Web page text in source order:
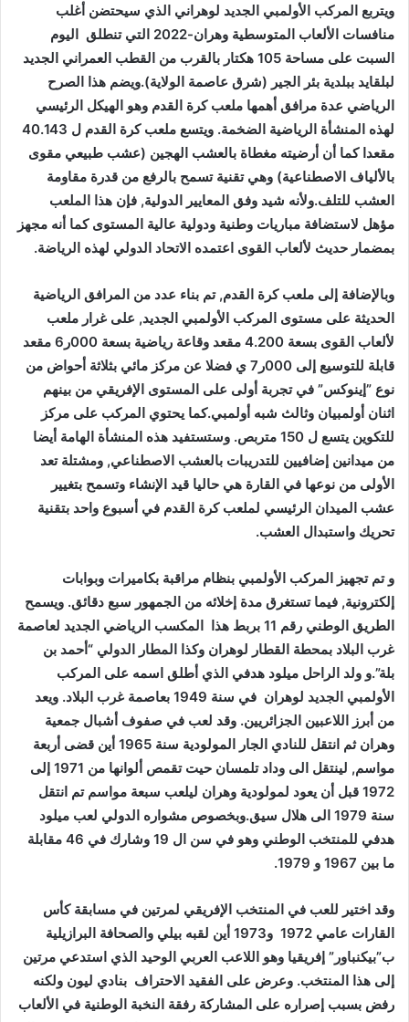
ويتربع المركب الأولمبي الجديد لوهراني الذي سيحتضن أغلب
منافسات الألعاب المتوسطية وهران-2022 التي تنطلق اليوم
السبت على مساحة 105 هكتار بالقرب من القطب العمراني الجديد
لبلقايد ببلدية بئر الجير (شرق عاصمة الولاية).ويضم هذا الصرح
الرياضي عدة مرافق أهمها ملعب كرة القدم وهو الهيكل الرئيسي
لهذه المنشأة الرياضية الضخمة. ويتسع ملعب كرة القدم ل 40.143
مقعدا كما أن أرضيته مغطاة بالعشب الهجين (عشب طبيعي مقوى
بالألياف الاصطناعية) وهي تقنية تسمح بالرفع من قدرة مقاومة
العشب للتلف.ولأنه شيد وفق المعايير الدولية, فإن هذا الملعب
مؤهل لاستضافة مباريات وطنية ودولية عالية المستوى كما أنه مجهز
بمضمار حديث لألعاب القوى اعتمده الاتحاد الدولي لهذه الرياضة.
وبالإضافة إلى ملعب كرة القدم, تم بناء عدد من المرافق الرياضية
الحديثة على مستوى المركب الأولمبي الجديد, على غرار ملعب
لألعاب القوى بسعة 4.200 مقعد وقاعة رياضية بسعة 000ر6 مقعد
قابلة للتوسيع إلى 000ر7 ي فضلا عن مركز مائي بثلاثة أحواض من
نوع ”إينوكس” في تجربة أولى على المستوى الإفريقي من بينهم
اثنان أولمبيان وثالث شبه أولمبي.كما يحتوي المركب على مركز
للتكوين يتسع ل 150 متربص. وستستفيد هذه المنشأة الهامة أيضا
من ميدانين إضافيين للتدريبات بالعشب الاصطناعي, ومشتلة تعد
الأولى من نوعها في القارة هي حاليا قيد الإنشاء وتسمح بتغيير
عشب الميدان الرئيسي لملعب كرة القدم في أسبوع واحد بتقنية
تحريك واستبدال العشب.
و تم تجهيز المركب الأولمبي بنظام مراقبة بكاميرات وبوابات
إلكترونية, فيما تستغرق مدة إخلائه من الجمهور سبع دقائق. ويسمح
الطريق الوطني رقم 11 بربط هذا المكسب الرياضي الجديد لعاصمة
غرب البلاد بمحطة القطار لوهران وكذا المطار الدولي “أحمد بن
بلة”.و ولد الراحل ميلود هدفي الذي أطلق اسمه على المركب
الأولمبي الجديد لوهران في سنة 1949 بعاصمة غرب البلاد. ويعد
من أبرز اللاعبين الجزائريين. وقد لعب في صفوف أشبال جمعية
وهران ثم انتقل للنادي الجار المولودية سنة 1965 أين قضى أربعة
مواسم, لينتقل الى وداد تلمسان حيت تقمص ألوانها من 1971 إلى
1972 قبل أن يعود لمولودية وهران ليلعب سبعة مواسم تم انتقل
سنة 1979 الى هلال سيق.وبخصوص مشواره الدولي لعب ميلود
هدفي للمنتخب الوطني وهو في سن ال 19 وشارك في 46 مقابلة
ما بين 1967 و 1979.
وقد اختير للعب في المنتخب الإفريقي لمرتين في مسابقة كأس
القارات عامي 1972 و1973 أين لقبه بيلي والصحافة البرازيلية
ب”بيكنباور” إفريقيا وهو اللاعب العربي الوحيد الذي استدعي مرتين
إلى هذا المنتخب. وعرض على الفقيد الاحتراف بنادي ليون ولكنه
رفض بسبب إصراره على المشاركة رفقة النخبة الوطنية في الألعاب